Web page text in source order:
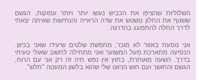
השלוליות שהציפו את הכביש נעשו יותר ויותר עמוקות, הגשם
ששטף את החלון טשטש את שדה הראייה והנחישות שאיתה יצאתי
לדרך החלה להתפוגג בהדרגה.
אני נוסעת באזור לא מוכר, מחפשת שלטים שיעידו שאני בכיוון.
הנסיעה מתארכת מעל המשוער ואני מתחילה לחשוב שאולי טעיתי
בדרך. השעה מאוחרת, בחוץ אין נפש חיה זה רק אני עם הרוח,
הגשם והחושך ועם חוש הניווט שלי שהוא בלשון המעטה "חלש".